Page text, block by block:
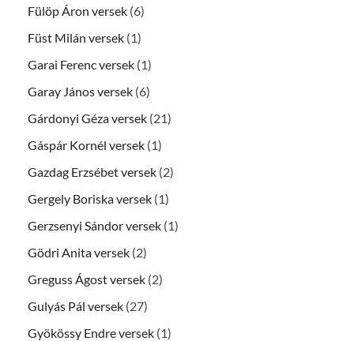
Fülöp Áron versek (6)
Füst Milán versek (1)
Garai Ferenc versek (1)
Garay János versek (6)
Gárdonyi Géza versek (21)
Gáspár Kornél versek (1)
Gazdag Erzsébet versek (2)
Gergely Boriska versek (1)
Gerzsenyi Sándor versek (1)
Gödri Anita versek (2)
Greguss Ágost versek (2)
Gulyás Pál versek (27)
Gyökössy Endre versek (1)